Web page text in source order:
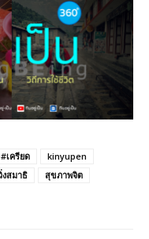
#เครียด
kinyupen
งสมาธิ
สุขภาพจิต